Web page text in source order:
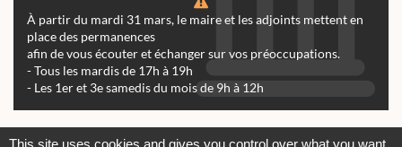
À partir du mardi 31 mars, le maire et les adjoints mettent en
place des permanences
afin de vous écouter et échanger sur vos préoccupations.
- Tous les mardis de 17h à 19h
- Les 1er et 3e samedis du mois de 9h à 12h
This site uses cookies and gives you control over what you want